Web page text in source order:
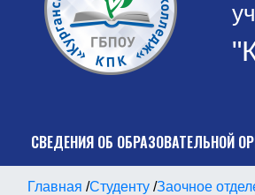
СВЕДЕНИЯ ОБ ОБРАЗОВАТЕЛЬНОЙ
Главная /Студенту /Заочное